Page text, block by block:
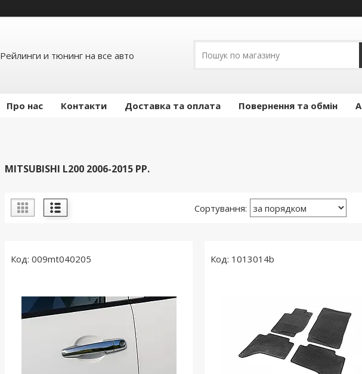
Рейлинги и тюнинг на все авто
Про нас Контакти Доставка та оплата Повернення та обмін
MITSUBISHI L200 2006-2015 РР.
009mt040205 1013014b